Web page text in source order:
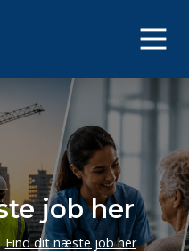
job her
Find dit næste job her